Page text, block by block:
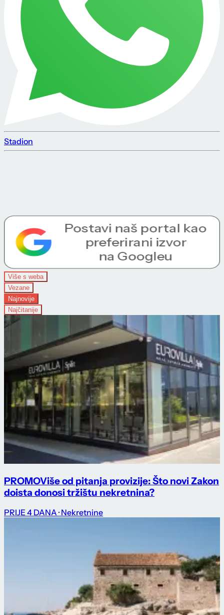
Stadion
Više s weba
Vezane
Najnovije
Najčitanije
PROMOViše od pitanja provizije: Što novi Zakon
doista donosi tržištu nekretnina?
PRIJE 4 DANA · Nekretnine